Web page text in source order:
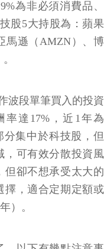
為非必須消費品、
股5大持股為：蘋果
馬遜（AMZN）、博
波段單筆買入的投資
率達17%，近1年為
分集中於科技股，但
，可有效分散投資風
但卻不想承受太大的
擇，適合定期定額或
）。